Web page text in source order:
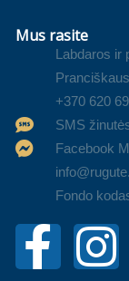
Mus rasite
Labdaros ir
+370 620
SMS
Facebook
Fondo